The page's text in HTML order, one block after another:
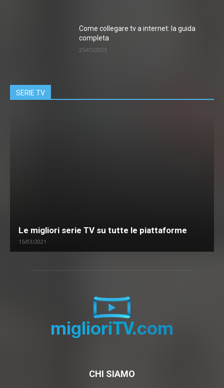
Come collegare tv a internet: la guida
completa
25/05/2023
SERIE TV
Le migliori serie TV su tutte le piattaforme
15/03/2021
CHI SIAMO